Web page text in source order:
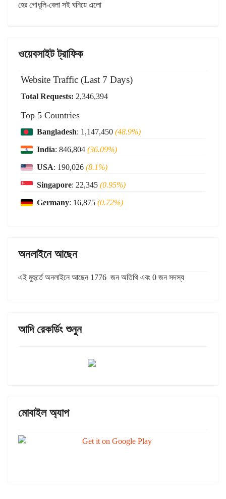
হের গোধূলি-বেলা সই ঘনিয়ে এলো
ওয়েবসাইট ট্রাফিক
Website Traffic (Last 7 Days)
Total Requests: 2,346,394
Top 5 Countries
Bangladesh: 1,147,450 (48.9%)
India: 846,804 (36.09%)
USA: 190,026 (8.1%)
Singapore: 22,345 (0.95%)
Germany: 16,875 (0.72%)
অনলাইনে আছেন
এই মুহুর্তে অনলাইনে আছেন 1776 জন অতিথি এবং 0 জন সদস্য
আদি রেকর্ডিং শুনুন
মোবাইল অ্যাপ